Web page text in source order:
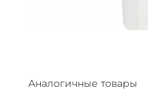
Аналогичные товары